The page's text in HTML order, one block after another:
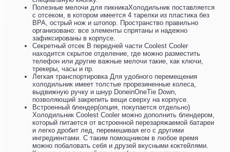
Полезные мелочи для пикникаХолодильник поставляется
с отсеком, в котором имеется 4 тарелки из пластика без
BPA, острый нож и штопор. Пространство правильно
организовано: все элементы спрятаны и надежно
зафиксированы в корпусе.
Секретный отсек В передней части Coolest Cooler
находится скрытое отделение, где можно разместить
телефон или другие важные мелочи такие, как ключи,
трекеры, часы и пр.
Легкая транспортировка Для удобного перемещения
холодильник имеет толстые прорезиненные колеса,
выдвижную ручку и шнур DoneinOneTie Down,
позволяющий закрепить вещи сверху на корпусе.
Встроенный блендер(опция, покупается отдельно)
Холодильник Coolest Cooler можно дополнить блендером,
который питается от встроенной перезаряжаемой батареи
и легко дробит лед, перемешивая его с другими
ингредиентами. С таким помощником в любое время
можно побаловать себя и друзей вкусными коктейлями.